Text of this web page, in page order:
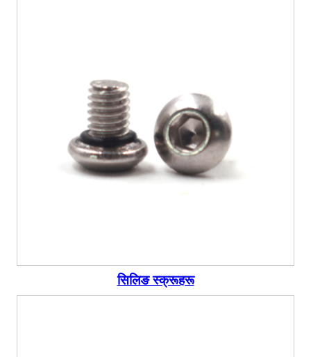
सिलिङ स्क्रूहरू